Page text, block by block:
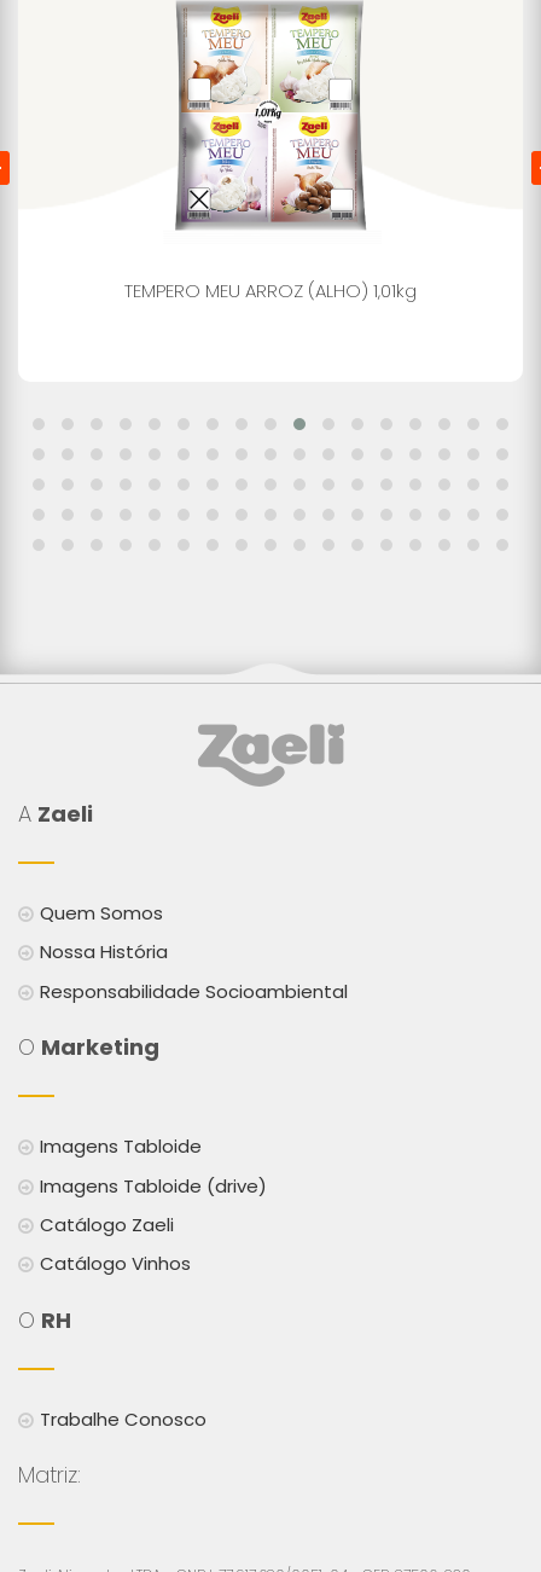
TEMPERO MEU ARROZ (ALHO) 1,01kg
A Zaeli
Quem Somos
Nossa História
Responsabilidade Socioambiental
O Marketing
Imagens Tabloide
Imagens Tabloide (drive)
Catálogo Zaeli
Catálogo Vinhos
O RH
Trabalhe Conosco
Matriz: